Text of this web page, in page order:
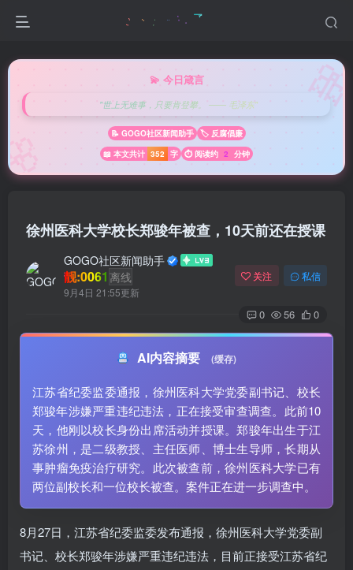
💫 今日箴言
"世上无难事，只要肯登攀。 —— 毛泽东"
📝 GOGO社区新闻助手
🏷️ 反腐倡廉
📖 本文共计 352 字 ⏱️ 阅读约 2 分钟
徐州医科大学校长郑骏年被查，10天前还在授课
GOGO社区新闻助手
靓:0061 离线
9月4日 21:55更新
关注 私信
0 56 0
AI内容摘要 (缓存)
江苏省纪委监委通报，徐州医科大学党委副书记、校长
郑骏年涉嫌严重违纪违法，正在接受审查调查。此前10
天，他刚以校长身份出席活动并授课。郑骏年出生于江
苏徐州，是二级教授、主任医师、博士生导师，长期从
事肿瘤免疫治疗研究。此次被查前，徐州医科大学已有
两位副校长和一位校长被查。案件正在进一步调查中。
8月27日，江苏省纪委监委发布通报，徐州医科大学党委副
书记、校长郑骏年涉嫌严重违纪违法，目前正接受江苏省纪